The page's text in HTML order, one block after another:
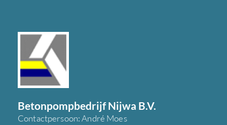
Betonpompbedrijf Nijwa B.V.
Contactpersoon: André Moes